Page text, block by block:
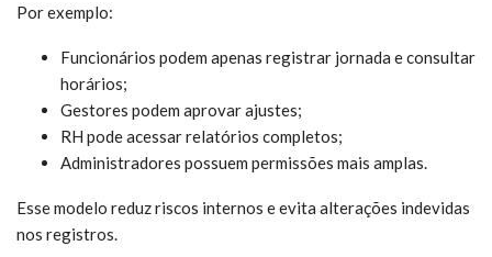
Por exemplo:
Funcionários podem apenas registrar jornada e consultar
horários;
Gestores podem aprovar ajustes;
RH pode acessar relatórios completos;
Administradores possuem permissões mais amplas.
Esse modelo reduz riscos internos e evita alterações indevidas
nos registros.